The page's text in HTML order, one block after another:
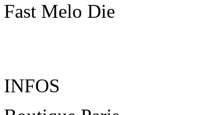
Fast Melo Die
INFOS